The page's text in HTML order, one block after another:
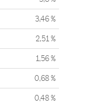
3,46 %
2,51 %
1,56 %
0,68 %
0,48 %